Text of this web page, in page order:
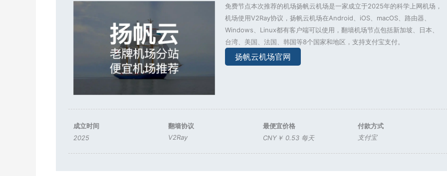
免费节点本次推荐的机场扬帆云机场是一家成立于2025年的科学上网机场，
机场使用V2Ray协议，扬帆云机场在Android、iOS、macOS、路由器、
Windows、Linux都有客户端可以使用，翻墙机场节点包括新加坡、日本、
台湾、美国、法国、韩国等8个国家和地区，支持支付宝支付。
扬帆云机场官网
成立时间
2025
翻墙协议
V2Ray
最便宜价格
CNY￥ 0.53 每天
付款方式
支付宝